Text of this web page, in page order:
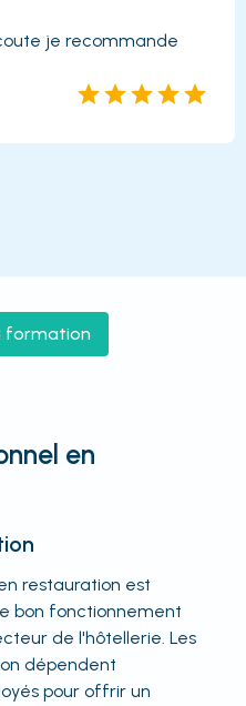
je recommande
formation
en
restauration est
bon fonctionnement
de l'hôtellerie. Les
dépendent
pour offrir un